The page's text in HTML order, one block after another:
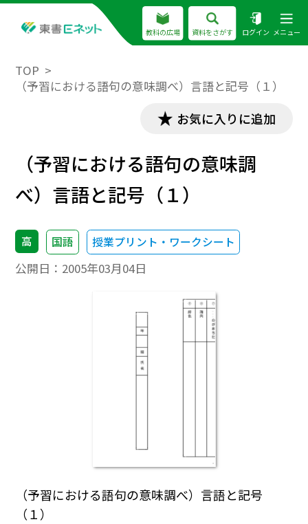
教科の広場 資料をさがす ログイン メニュー
TOP
（予習における語句の意味調べ）言語と記号（１）
お気に入りに追加
（予習における語句の意味調
べ）言語と記号（１）
高 国語 授業プリント・ワークシート
公開日： 2005年03月04日
（予習における語句の意味調べ）言語と記号
（１）